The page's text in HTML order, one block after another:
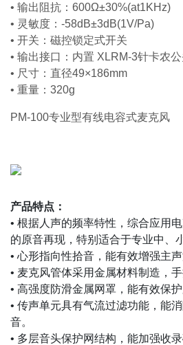
• 输出阻抗：600Ω±30%(at1KHz)
• 灵敏度：-58dB±3dB(1V/Pa)
• 开关：磁控锁定式开关
• 输出接口：内置 XLRM-3针卡农
• 尺寸：直径49×186mm
• 重量：320g
PM-100专业型有线电容式麦克风
产品特点：
• 根据人声的频率特性，综合应用
的原音再现，特别适合于专业中、
• 心形指向性拾音，能有效增强主
• 麦克风管体采用金属材料制造，
• 高强度防滑金属网罩，能有效保
• 传声单元具有气流过滤功能，能
音。
• 多层音头保护网结构，能加强收